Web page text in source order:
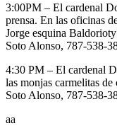
3:00PM – El cardenal
prensa. En las oficinas
Jorge esquina
Soto Alonso, 787-538-
4:30 PM – El cardenal
las monjas carmelitas
Soto Alonso, 787-538-
aa